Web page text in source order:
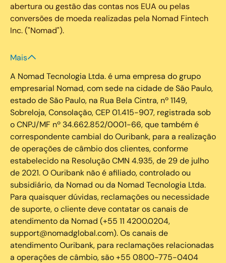
abertura ou gestão das contas nos EUA ou pelas
conversões de moeda realizadas pela Nomad Fintech
Inc. ("Nomad").
Mais
A Nomad Tecnologia Ltda. é uma empresa do grupo
empresarial Nomad, com sede na cidade de São Paulo,
estado de São Paulo, na Rua Bela Cintra, nº 1149,
Sobreloja, Consolação, CEP 01.415-907, registrada sob
o CNPJ/MF nº 34.662.852/0001-66, que também é
correspondente cambial do Ouribank, para a realização
de operações de câmbio dos clientes, conforme
estabelecido na Resolução CMN 4.935, de 29 de julho
de 2021. O Ouribank não é afiliado, controlado ou
subsidiário, da Nomad ou da Nomad Tecnologia Ltda.
Para quaisquer dúvidas, reclamações ou necessidade
de suporte, o cliente deve contatar os canais de
atendimento da Nomad (+55 11 4200.0204,
support@nomadglobal.com). Os canais de
atendimento Ouribank, para reclamações relacionadas
a operações de câmbio, são +55 0800-775-0404